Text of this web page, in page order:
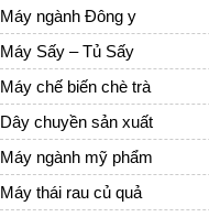
Máy ngành Đông y
Máy Sấy – Tủ Sấy
Máy chế biến chè trà
Dây chuyền sản xuất
Máy ngành mỹ phẩm
Máy thái rau củ quả